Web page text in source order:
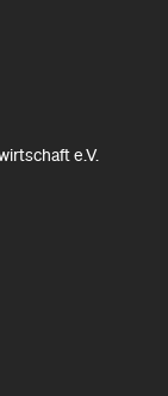
e.V.